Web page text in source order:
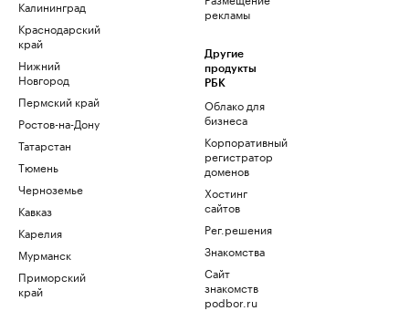
Калининград
Краснодарский
край
Нижний
Новгород
Пермский край
Ростов-на-Дону
Татарстан
Тюмень
Черноземье
Кавказ
Карелия
Мурманск
Приморский
край
рекламы
Другие
продукты
РБК
Облако для
бизнеса
Корпоративный
регистратор
доменов
Хостинг
сайтов
Рег.решения
Знакомства
Сайт
знакомств
podbor.ru